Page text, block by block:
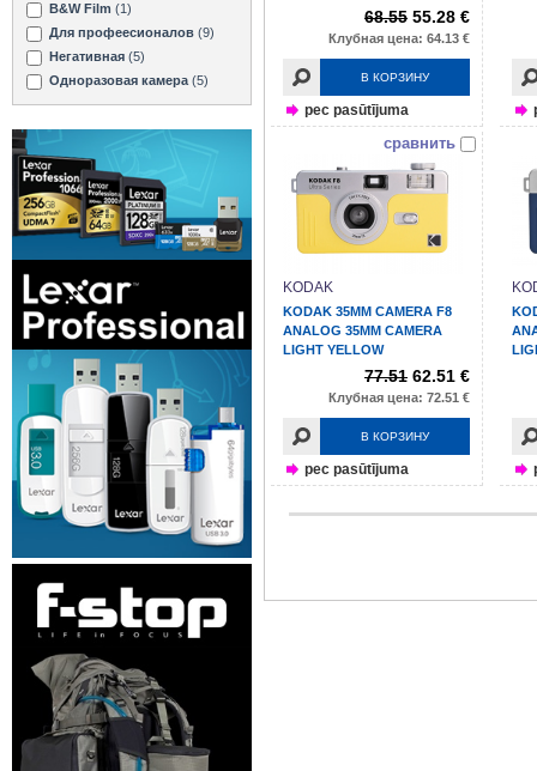
B&W Film (1)
Для профеесионалов (9)
Негативная (5)
Одноразовая камера (5)
68.55 55.28 €
Клубная цена: 64.13 €
В КОРЗИНУ
pec pasūtījuma
сравнить
KODAK
KODAK 35MM CAMERA F8
ANALOG 35MM CAMERA
LIGHT YELLOW
77.51 62.51 €
Клубная цена: 72.51 €
В КОРЗИНУ
pec pasūtījuma